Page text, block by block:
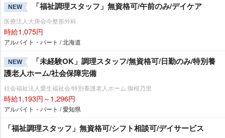
NEW 「福祉調理スタッフ」無資格可/午前のみ/デイケア
医療法人大庚会今整形外科
時給1,075円
アルバイト・パート / 北海道
NEW
「未経験OK」調理スタッフ/無資格可/日勤のみ/特別養
護老人ホーム/社会保障完備
社会福祉法人愛生福祉会/特別養護老人ホーム 御桜乃里
時給1,193円～1,296円
アルバイト・パート / 愛知県
「福祉調理スタッフ」無資格可/シフト相談可/デイサービス